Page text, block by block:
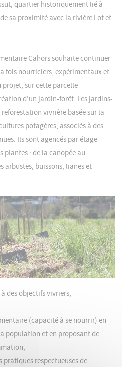
quartier historiquement lié à
sa proximité avec la rivière Lot et
Cahors souhaite continuer
fois nourriciers, expérimentaux et
projet, sur cette parcelle
d’un jardin-forêt. Les jardins-
vivrière basée sur la
potagères, associés à des
Ils sont agencés par étage
plantes : de la canopée au
arbustes, buissons, lianes et
Image
des objectifs vivriers,
(capacité à se nourrir) en
population et en proposant de
respectueuses de